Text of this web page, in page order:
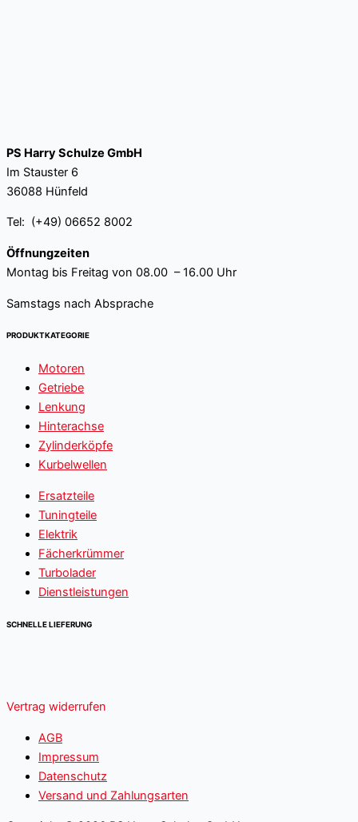
PS Harry Schulze GmbH
Im Stauster 6
36088 Hünfeld
Tel: (+49) 06652 8002
Öffnungzeiten
Montag bis Freitag von 08.00 – 16.00 Uhr
Samstags nach Absprache
PRODUKTKATEGORIE
Motoren
Getriebe
Lenkung
Hinterachse
Zylinderköpfe
Kurbelwellen
Ersatzteile
Tuningteile
Elektrik
Fächerkrümmer
Turbolader
Dienstleistungen
SCHNELLE LIEFERUNG
Vertrag widerrufen
AGB
Impressum
Datenschutz
Versand und Zahlungsarten